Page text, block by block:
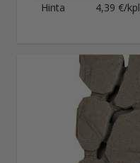
Hinta
4,39 €/kpl